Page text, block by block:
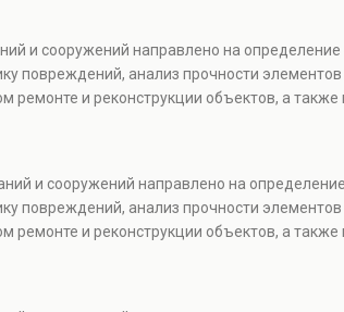
и сооружений направлено на
повреждений, анализ прочности
и реконструкции объектов, а также
и сооружений направлено на
повреждений, анализ прочности
и реконструкции объектов, а также